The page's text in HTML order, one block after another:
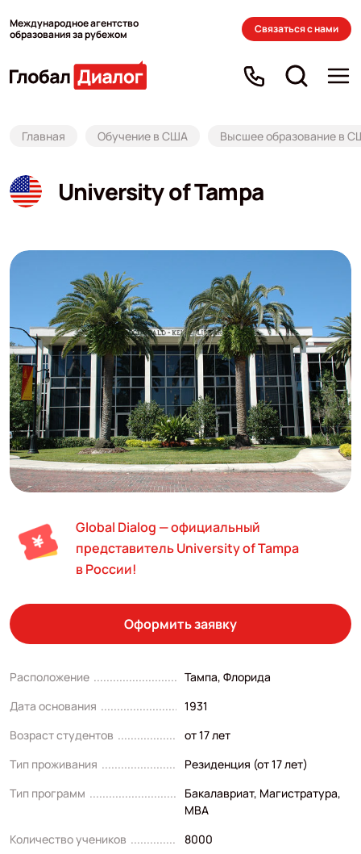
Международное агентство
образования за рубежом
Связаться с нами
Главная Обучение в США Высшее образование в
University of Tampa
Global Dialog — официальный
представитель University of Tampa
в России!
Оформить заявку
Расположение
Тампа, Флорида
Дата основания
1931
Возраст студентов
от 17 лет
Тип проживания
Резиденция (от 17 лет)
Тип программ
Бакалавриат, Магистратура,
MBA
Количество учеников
8000